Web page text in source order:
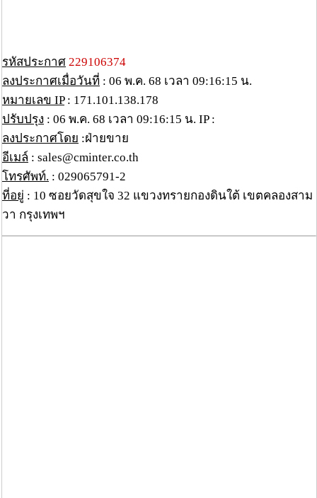
รหัสประกาศ 229106374
ลงประกาศเมื่อวันที่ : 06 พ.ค. 68 เวลา 09:16:15 น.
หมายเลข IP: 171.101.138.178
ปรับปรุง : 06 พ.ค. 68 เวลา 09:16:15 น. IP :
ลงประกาศโดย :ฝ่ายขาย
อีเมล์ : sales@cminter.co.th
โทรศัพท์. : 029065791-2
ที่อยู่ : 10 ซอยวัดสุขใจ 32 แขวงทรายกองดินใต้ เขตคลองสาม
วา กรุงเทพฯ